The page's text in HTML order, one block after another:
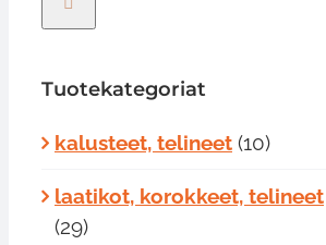
LISÄÄ OSTOSKORIIN
Tuotekategoriat
kalusteet, telineet (10)
laatikot, korokkeet, telineet
(29)